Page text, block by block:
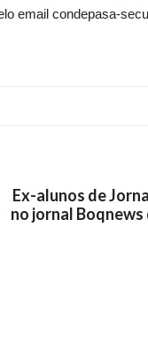
email condepasa-
Ex-alunos de
no jornal